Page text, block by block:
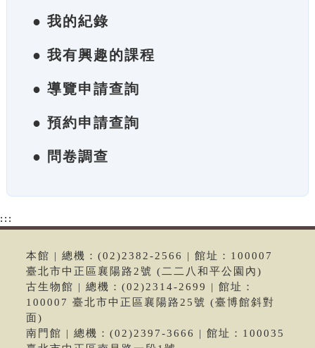
● 我的紀錄
● 我有興趣的課程
● 導覽申請查詢
● 預約申請查詢
● 問卷調查
:::
本館 | 總機：(02)2382-2566 | 館址：100007
臺北市中正區襄陽路2號 (二二八和平公園內)
古生物館 | 總機：(02)2314-2699 | 館址：
100007 臺北市中正區襄陽路25號 (臺博館斜對
面)
南門館 | 總機：(02)2397-3666 | 館址：100035